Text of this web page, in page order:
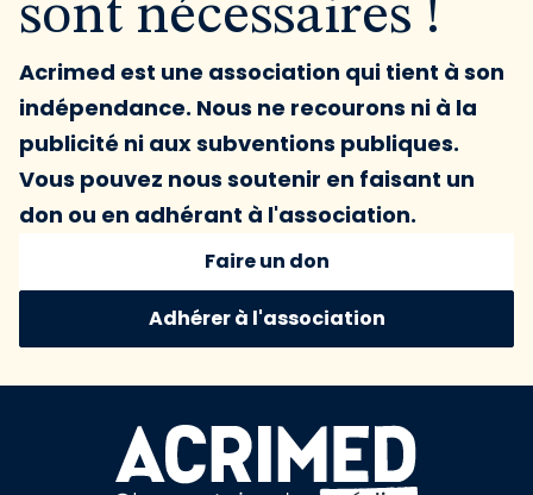
sont nécessaires !
Acrimed est une association qui tient à son
indépendance. Nous ne recourons ni à la
publicité ni aux subventions publiques.
Vous pouvez nous soutenir en faisant un
don ou en adhérant à l'association.
Faire un don
Adhérer à l'association